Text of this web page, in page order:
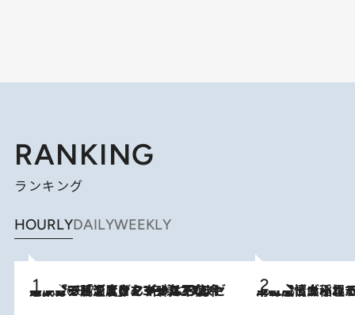
RANKING
ランキング
HOURLYDAILYWEEKLY
2026.8.7
メントールやエタノールは不使用。ピジョンより、マイルドな冷感成分で肌温度をマイナス3℃まで下げる「ごきげんクール ひんやりアクアミスト」を3名様にプレゼント 2026.8.5
下町風情あふれる台北屈指の人気エリア・大稲埕でセンスのいい台湾土産《ヴ